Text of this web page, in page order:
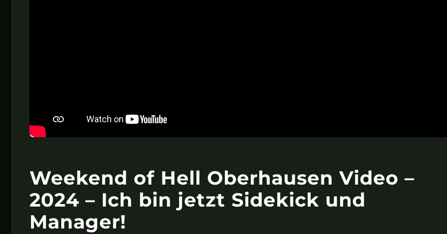
Weekend of Hell Oberhausen Video –
2024 – Ich bin jetzt Sidekick und
Manager!